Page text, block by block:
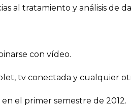
al tratamiento y análisis de
con vídeo.
tv conectada y cualquier
el primer semestre de 2012.